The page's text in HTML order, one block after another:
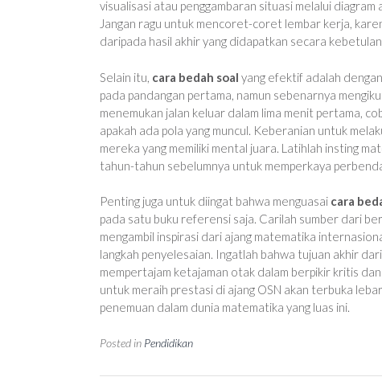
visualisasi atau penggambaran situasi melalui
Jangan ragu untuk mencoret-coret lembar kerja,
daripada hasil akhir yang didapatkan secara
Selain itu, cara bedah soal yang efektif adalah
pada pandangan pertama, namun sebenarnya
menemukan jalan keluar dalam lima menit pertama,
apakah ada pola yang muncul. Keberanian untuk
mereka yang memiliki mental juara. Latihlah insting
tahun-tahun sebelumnya untuk memperkaya
Penting juga untuk diingat bahwa menguasai cara
pada satu buku referensi saja. Carilah sumber dari
mengambil inspirasi dari ajang matematika
langkah penyelesaian. Ingatlah bahwa tujuan akhir
mempertajam ketajaman otak dalam berpikir kritis
untuk meraih prestasi di ajang OSN akan terbuka
penemuan dalam dunia matematika yang luas ini.
Posted in Pendidikan